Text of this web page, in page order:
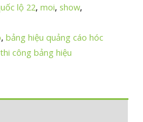
lộ 22,moi, show,
,bảng hiệu quảng cáo hóc
thi công bảng hiệu